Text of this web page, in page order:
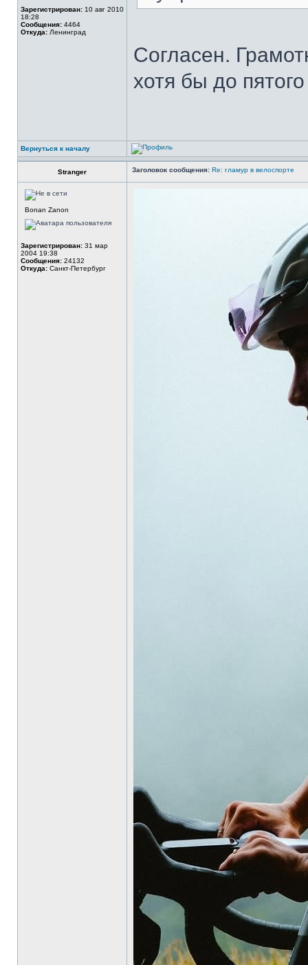
Зарегистрирован: 10 авг 2010
18:28
Сообщения: 4464
Откуда: Ленинград
Согласен.
хотя бы до
Вернуться к началу
Stranger Заголовок сообщения: Re: гламур в велоспорте
Bonan Zanon
Зарегистрирован: 31 мар
2004 19:38
Сообщения: 24132
Откуда: Санкт-Петербург